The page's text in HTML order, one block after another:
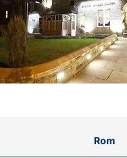
Rom